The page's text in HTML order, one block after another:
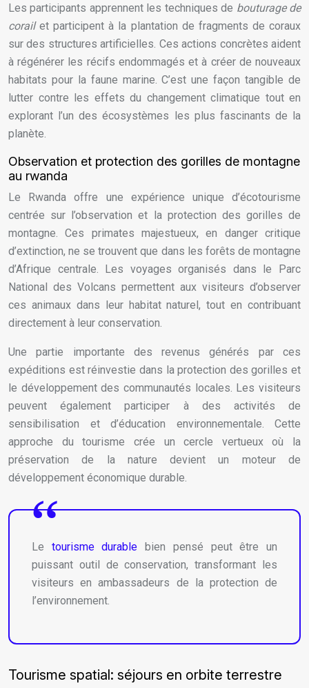
Les participants apprennent les techniques de bouturage de
corailet participent à la plantation de fragments de coraux
sur des structures artificielles. Ces actions concrètes aident
à régénérer les récifs endommagés et à créer de nouveaux
habitats pour la faune marine. C’est une façon tangible de
lutter contre les effets du changement climatique tout en
explorant l’un des écosystèmes les plus fascinants de la
planète.
Observation et protection des gorilles de montagne
au rwanda
Le Rwanda offre une expérience unique d’écotourisme
centrée sur l’observation et la protection des gorilles de
montagne. Ces primates majestueux, en danger critique
d’extinction, ne se trouvent que dans les forêts de montagne
d’Afrique centrale. Les voyages organisés dans le Parc
National des Volcans permettent aux visiteurs d’observer
ces animaux dans leur habitat naturel, tout en contribuant
directement à leur conservation.
Une partie importante des revenus générés par ces
expéditions est réinvestie dans la protection des gorilles et
le développement des communautés locales. Les visiteurs
peuvent également participer à des activités de
sensibilisation et d’éducation environnementale. Cette
approche du tourisme crée un cercle vertueux où la
préservation de la nature devient un moteur de
développement économique durable.
Le tourisme durable bien pensé peut être un
puissant outil de conservation, transformant les
visiteurs en ambassadeurs de la protection de
l’environnement.
Tourisme spatial: séjours en orbite terrestre